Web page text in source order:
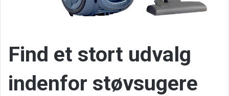
Find et stort udvalg
indenfor støvsugere